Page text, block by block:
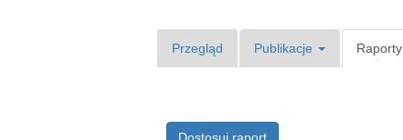
Przegląd Publikacje Raporty